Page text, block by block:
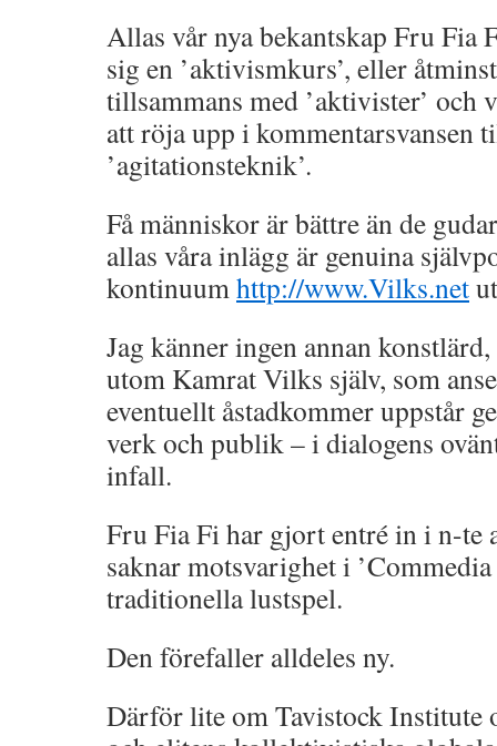
Allas vår nya bekantskap Fru Fia
sig en ’aktivismkurs’, eller
tillsammans med ’aktivister’ och
att röja upp i kommentarsvansen
’agitationsteknik’.
Få människor är bättre än de
allas våra inlägg är genuina
kontinuumhttp://www.Vilks.net
Jag känner ingen annan
utom Kamrat Vilks själv, som
eventuellt åstadkommer uppstår
verk och publik – i dialogens
infall.
Fru Fia Fi har gjort entré in i n-te
saknar motsvarighet i ’Commedia
traditionella lustspel.
Den förefaller alldeles ny.
Därför lite om Tavistock Institute